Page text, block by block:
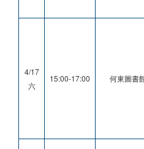
4/17
六
15:00-17:00 何東圖書